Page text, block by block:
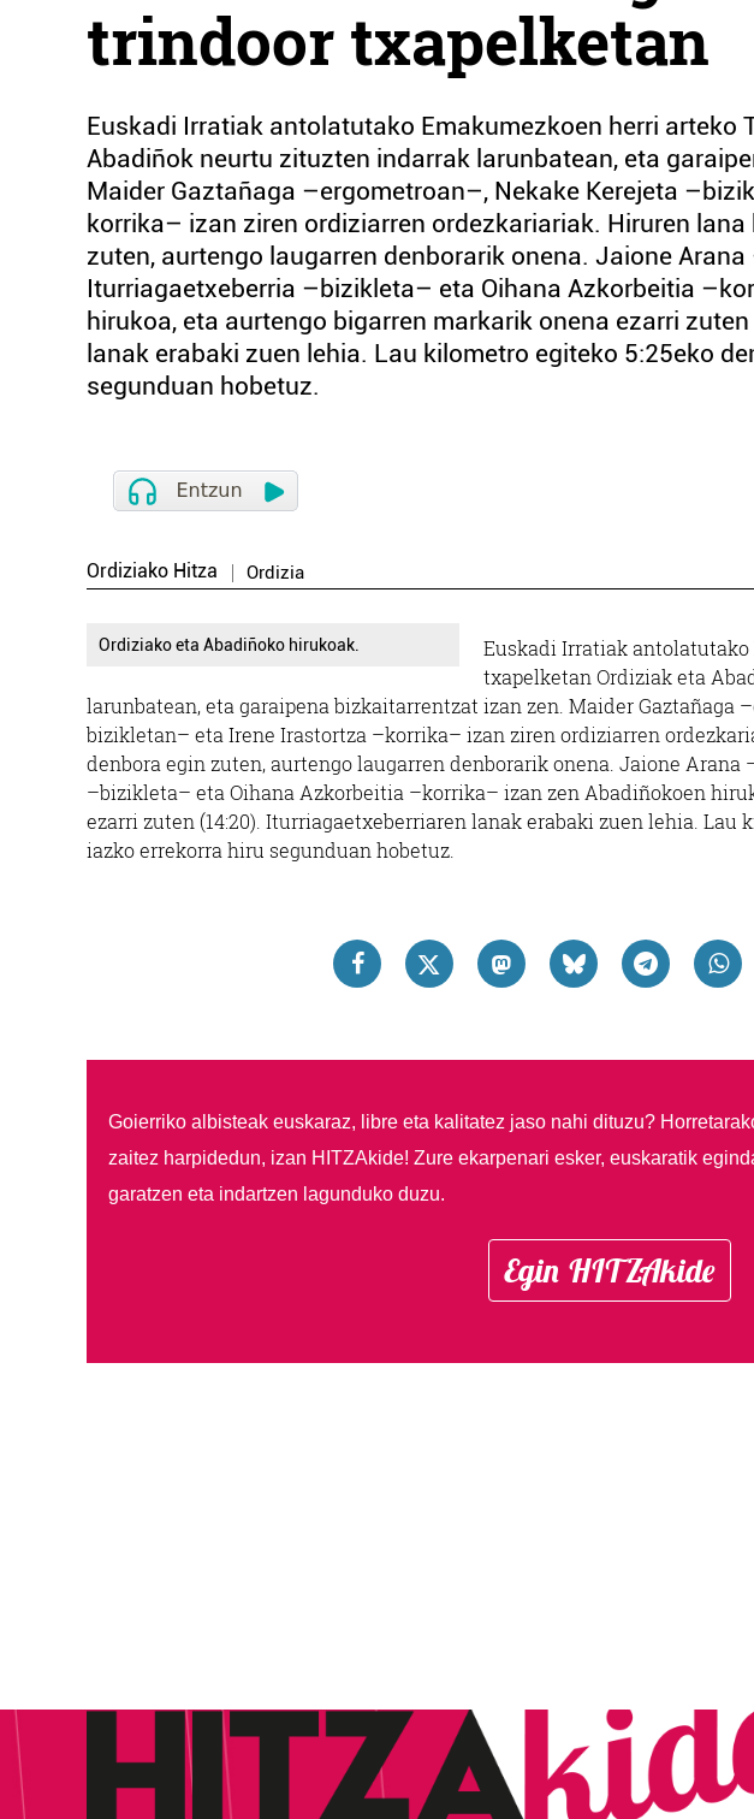
trindoor txapelketan
Euskadi Irratiak antolatutako Emakumezkoen herri arteko
Abadiñok neurtu zituzten indarrak larunbatean, eta
Maider Gaztañaga –ergometroan–, Nekake Kerejeta
korrika– izan ziren ordiziarren ordezkariariak. Hiruren
zuten, aurtengo laugarren denborarik onena. Jaione
Iturriagaetxeberria –bizikleta– eta Oihana Azkorbeitia
hirukoa, eta aurtengo bigarren markarik onena ezarri
lanak erabaki zuen lehia. Lau kilometro egiteko 5:25eko
segunduan hobetuz.
Ordiziako Hitza Ordizia
Ordiziako eta Abadiñoko hirukoak.
Euskadi Irratiak
txapelketan Ordiziak eta
larunbatean, eta garaipena bizkaitarrentzat izan zen. Maider Gaztañaga
bizikletan– eta Irene Irastortza –korrika– izan ziren ordiziarren
denbora egin zuten, aurtengo laugarren denborarik onena. Jaione
–bizikleta– eta Oihana Azkorbeitia –korrika– izan zen Abadiñokoen
ezarri zuten (14:20). Iturriagaetxeberriaren lanak erabaki zuen lehia. Lau
iazko errekorra hiru segunduan hobetuz.
Goierriko albisteak euskaraz, libre eta kalitatez jaso nahi dituzu?
zaitez harpidedun, izan HITZAkide! Zure ekarpenari esker, euskaratik
garatzen eta indartzen lagunduko duzu.
Egin HITZAkide